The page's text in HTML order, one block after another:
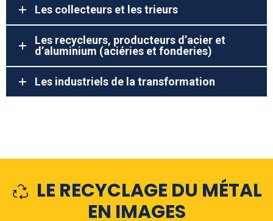
Les collecteurs et les trieurs
Les recycleurs, producteurs d’acier et
d’aluminium (aciéries et fonderies)
Les industriels de la transformation
LE RECYCLAGE DU MÉTAL
EN IMAGES